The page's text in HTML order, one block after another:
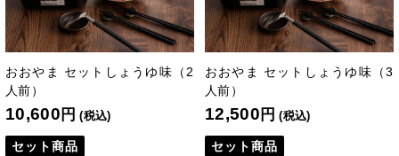
おおやま セットしょうゆ味（2
人前）
10,600 円 (税込)
セット商品
おおやま セットしょうゆ味（3
人前）
12,500 円 (税込)
セット商品